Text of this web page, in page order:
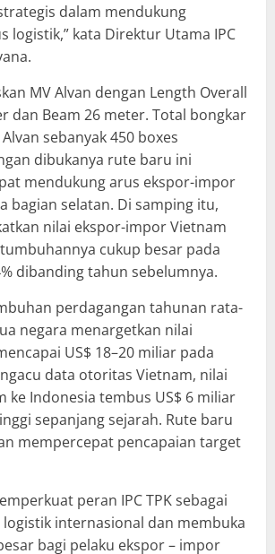
dalam mendukung
logistik,” kata Direktur Utama IPC
MV Alvan dengan Length Overall
dan Beam 26 meter. Total bongkar
sebanyak 450 boxes
dibukanya rute baru ini
mendukung arus ekspor-impor
bagian selatan. Di samping itu,
nilai ekspor-impor Vietnam
cukup besar pada
dibanding tahun sebelumnya.
perdagangan tahunan rata-
negara menargetkan nilai
US$ 18–20 miliar pada
data otoritas Vietnam, nilai
ke Indonesia tembus US$ 6 miliar
sepanjang sejarah. Rute baru
mempercepat pencapaian target
peran IPC TPK sebagai
internasional dan membuka
bagi pelaku ekspor – impor